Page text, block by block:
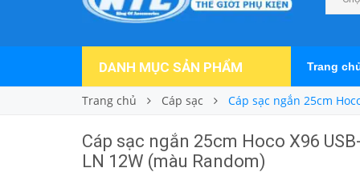
DANH MỤC SẢN PHẨM Trang
Trang chủ Cáp sạc Cáp sạc ngắn 25cm
Cáp sạc ngắn 25cm Hoco X96
LN 12W (màu Random)